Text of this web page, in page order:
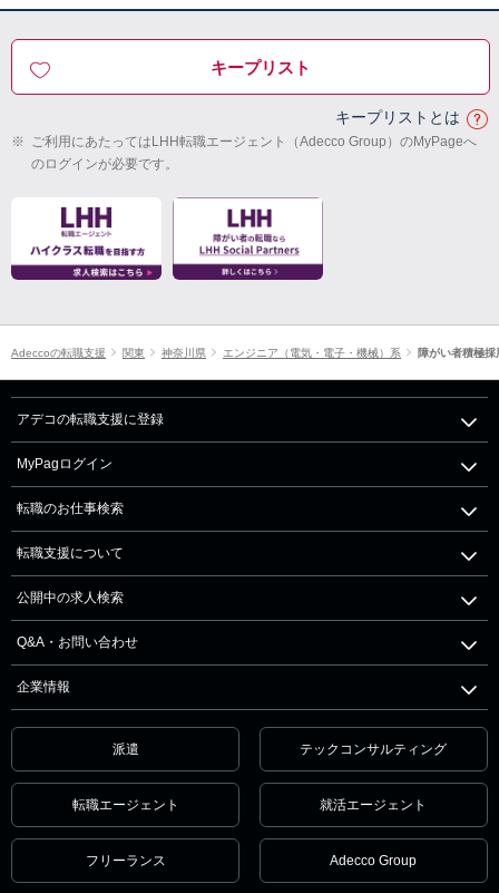
キープリスト
キープリストとは
※ ご利用にあたってはLHH転職エージェント（Adecco Group）のMyPageへ
のログインが必要です。
Adeccoの転職支援 関東 神奈川県 エンジニア（電気・電子・機械）系 障がい者積極採
アデコの転職支援に登録
MyPagログイン
転職のお仕事検索
転職支援について
公開中の求人検索
Q&A・お問い合わせ
企業情報
派遣 テックコンサルティング
転職エージェント 就活エージェント
フリーランス Adecco Group